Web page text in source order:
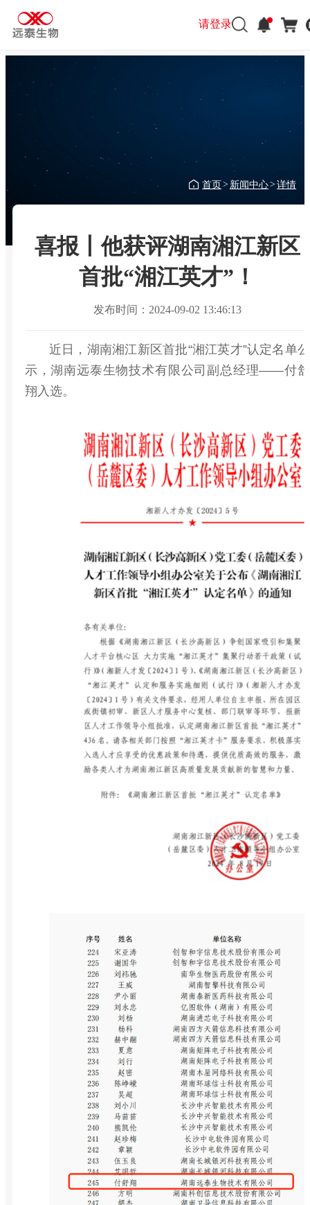
请登录
首页> 新闻中心>详情
喜报丨他获评湖南湘江新区
首批“湘江英才”！
发布时间：2024-09-02 13:46:13
近日，湖南湘江新区首批“湘江英才”认定名单公
示，湖南远泰生物技术有限公司副总经理——付舒
翔入选。